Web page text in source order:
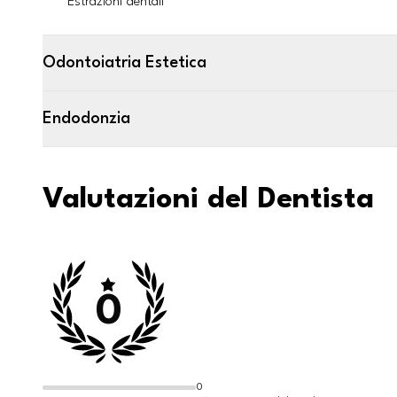
Odontoiatria Estetica
Endodonzia
Valutazioni del Dentista
0
0